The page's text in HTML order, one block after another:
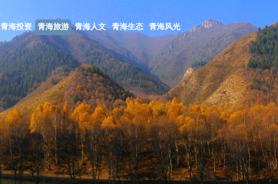
青海投资 青海旅游 青海人文 青海生态 青海风光